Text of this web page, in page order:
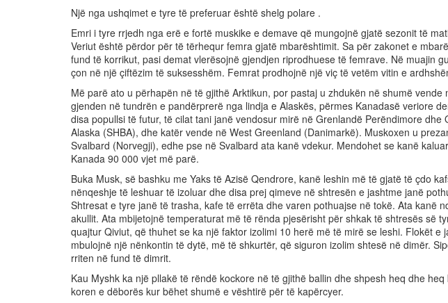
Një nga ushqimet e tyre të preferuar është shelg polare .
Emri i tyre rrjedh nga erë e fortë muskike e demave që mungojnë gjatë sezonit të
Veriut është përdor për të tërhequr femra gjatë mbarështimit. Sa për zakonet e
fund të korrikut, pasi demat vlerësojnë gjendjen riprodhuese të femrave. Në muajin
çon në një çiftëzim të suksesshëm. Femrat prodhojnë një viç të vetëm vitin e
Më parë ato u përhapën në të gjithë Arktikun, por pastaj u zhdukën në shumë
gjenden në tundrën e pandërprerë nga lindja e Alaskës, përmes Kanadasë veriore
disa popullsi të futur, të cilat tani janë vendosur mirë në Grenlandë Perëndimore dhe
Alaska (SHBA), dhe katër vende në West Greenland (Danimarkë). Muskoxen u
Svalbard (Norvegji), edhe pse në Svalbard ata kanë vdekur. Mendohet se kanë
Kanada 90 000 vjet më parë.
Buka Musk, së bashku me Yaks të Azisë Qendrore, kanë leshin më të gjatë të çdo
nënqeshje të leshuar të izoluar dhe disa prej qimeve në shtresën e jashtme janë
Shtresat e tyre janë të trasha, kafe të errëta dhe varen pothuajse në tokë. Ata kanë
akullit. Ata mbijetojnë temperaturat më të rënda pjesërisht për shkak të shtresës së
quajtur Qiviut, që thuhet se ka një faktor izolimi 10 herë më të mirë se leshi. Flokët e
mbulojnë një nënkontin të dytë, më të shkurtër, që siguron izolim shtesë në dimër.
rriten në fund të dimrit.
Kau Myshk ka një pllakë të rëndë kockore në të gjithë ballin dhe shpesh heq dhe
koren e dëborës kur bëhet shumë e vështirë për të kapërcyer.